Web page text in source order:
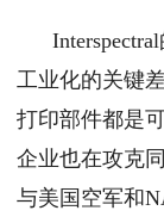
Interspectral
工业化的关键
打印部件都是
企业也在攻克
与美国空军和